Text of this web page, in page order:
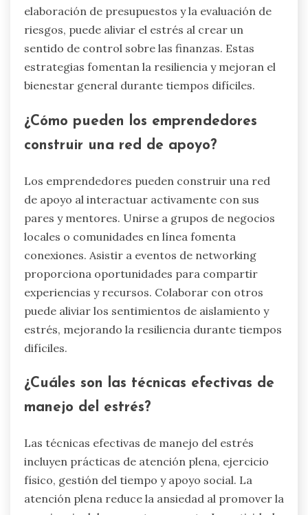
elaboración de presupuestos y la evaluación de
riesgos, puede aliviar el estrés al crear un
sentido de control sobre las finanzas. Estas
estrategias fomentan la resiliencia y mejoran el
bienestar general durante tiempos difíciles.
¿Cómo pueden los emprendedores
construir una red de apoyo?
Los emprendedores pueden construir una red
de apoyo al interactuar activamente con sus
pares y mentores. Unirse a grupos de negocios
locales o comunidades en línea fomenta
conexiones. Asistir a eventos de networking
proporciona oportunidades para compartir
experiencias y recursos. Colaborar con otros
puede aliviar los sentimientos de aislamiento y
estrés, mejorando la resiliencia durante tiempos
difíciles.
¿Cuáles son las técnicas efectivas de
manejo del estrés?
Las técnicas efectivas de manejo del estrés
incluyen prácticas de atención plena, ejercicio
físico, gestión del tiempo y apoyo social. La
atención plena reduce la ansiedad al promover la